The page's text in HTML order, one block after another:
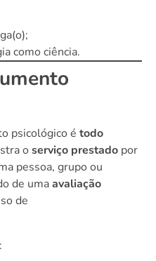
como ciência.
psicológico é todo
oserviço prestado por
pessoa, grupo ou
de umaavaliação
de